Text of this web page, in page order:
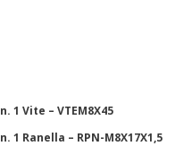
n. 1 Vite – VTEM8X45
n. 1 Ranella – RPN-M8X17X1,5